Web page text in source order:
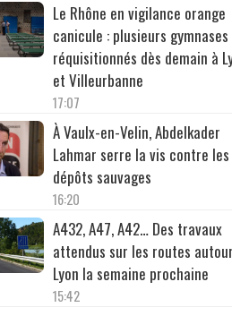
Le Rhône en vigilance orange
canicule : plusieurs gymnases
réquisitionnés dès demain à
et Villeurbanne
17:07
À Vaulx-en-Velin, Abdelkader
Lahmar serre la vis contre les
dépôts sauvages
16:20
A432, A47, A42… Des travaux
attendus sur les routes
Lyon la semaine prochaine
15:42